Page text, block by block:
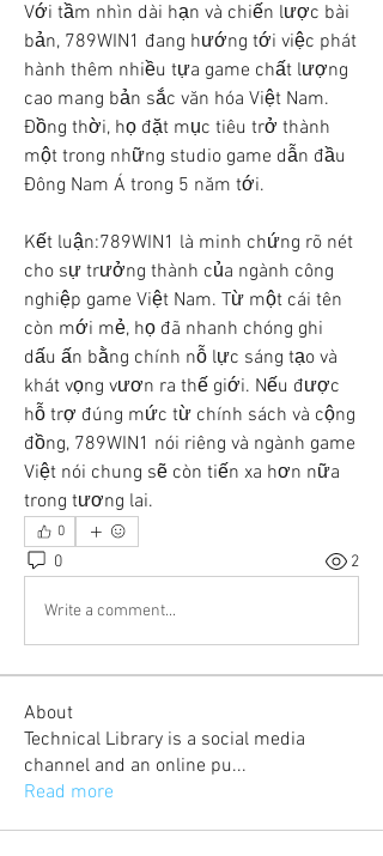
Với tầm nhìn dài hạn và chiến lược bài
bản, 789WIN1 đang hướng tới việc phát
hành thêm nhiều tựa game chất lượng
cao mang bản sắc văn hóa Việt Nam.
Đồng thời, họ đặt mục tiêu trở thành
một trong những studio game dẫn đầu
Đông Nam Á trong 5 năm tới.
Kết luận:789WIN1 là minh chứng rõ nét
cho sự trưởng thành của ngành công
nghiệp game Việt Nam. Từ một cái tên
còn mới mẻ, họ đã nhanh chóng ghi
dấu ấn bằng chính nỗ lực sáng tạo và
khát vọng vươn ra thế giới. Nếu được
hỗ trợ đúng mức từ chính sách và cộng
đồng, 789WIN1 nói riêng và ngành game
Việt nói chung sẽ còn tiến xa hơn nữa
trong tương lai.
0
0 2
Write a comment...
About
Technical Library is a social media
channel and an online pu...
Read more